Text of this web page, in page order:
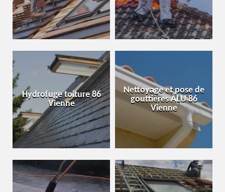
Hydrofuge toiture 86
Vienne
Nettoyage et pose de
gouttières ALU 86
Vienne